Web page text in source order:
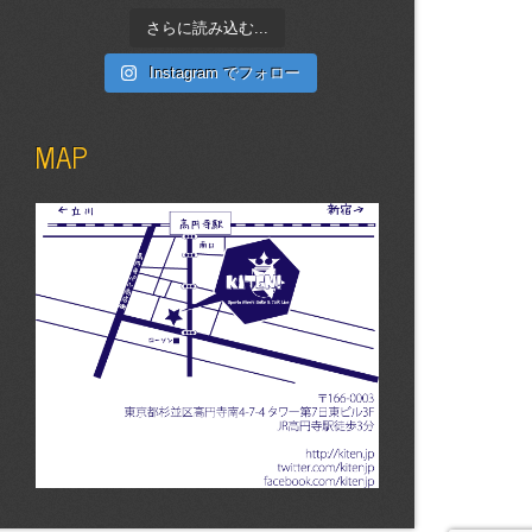
さらに読み込む...
Instagram でフォロー
MAP